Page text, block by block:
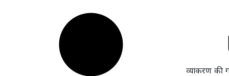
व्याकरण की